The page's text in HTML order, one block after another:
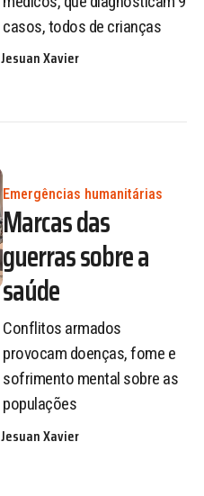
casos, todos de crianças
Jesuan Xavier
Emergências humanitárias
Marcas das
guerras sobre a
saúde
Conflitos armados
provocam doenças, fome e
sofrimento mental sobre as
populações
Jesuan Xavier